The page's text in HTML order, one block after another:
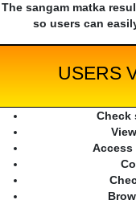
The sangam matka
so users can
USERS
Check
Access